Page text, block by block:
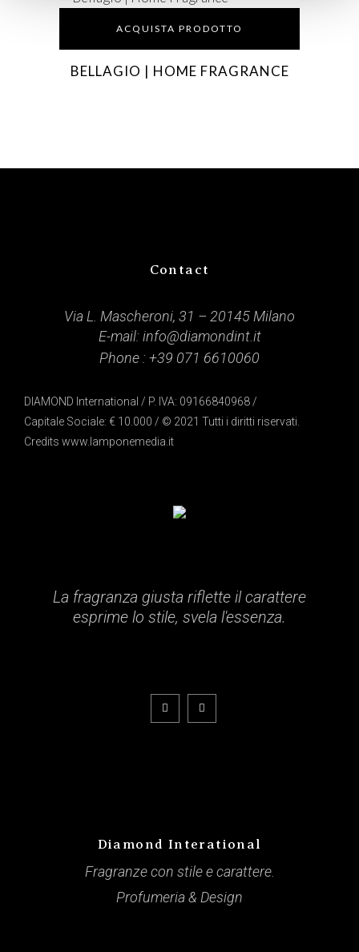
ACQUISTA PRODOTTO
BELLAGIO | HOME FRAGRANCE
Contact
Via L. Mascheroni, 31 – 20145 Milano
E-mail: info@diamondint.it
Phone : +39 071 6610060
DIAMOND International / P. IVA: 09166840968 /
Capitale Sociale: € 10.000 / © 2021 Tutti i diritti riservati.
Credits www.lamponemedia.it
La fragranza giusta riflette il carattere
esprime lo stile, svela l'essenza.
Diamond Interational
Fragranze con stile e carattere.
Profumeria & Design